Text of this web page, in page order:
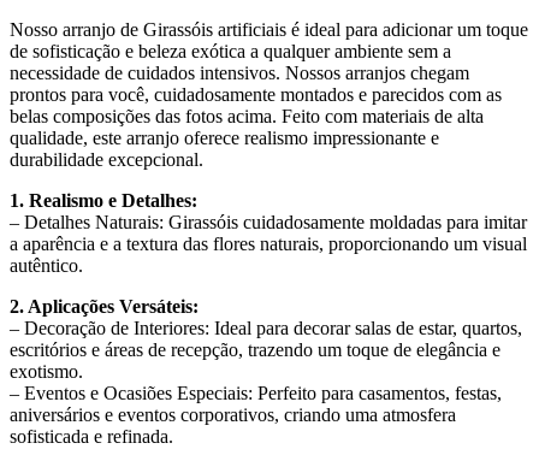
Nosso arranjo de Girassóis artificiais é ideal para adicionar um toque
de sofisticação e beleza exótica a qualquer ambiente sem a
necessidade de cuidados intensivos. Nossos arranjos chegam
prontos para você, cuidadosamente montados e parecidos com as
belas composições das fotos acima. Feito com materiais de alta
qualidade, este arranjo oferece realismo impressionante e
durabilidade excepcional.
1. Realismo e Detalhes:
– Detalhes Naturais: Girassóis cuidadosamente moldadas para imitar
a aparência e a textura das flores naturais, proporcionando um visual
autêntico.
2. Aplicações Versáteis:
– Decoração de Interiores: Ideal para decorar salas de estar, quartos,
escritórios e áreas de recepção, trazendo um toque de elegância e
exotismo.
– Eventos e Ocasiões Especiais: Perfeito para casamentos, festas,
aniversários e eventos corporativos, criando uma atmosfera
sofisticada e refinada.